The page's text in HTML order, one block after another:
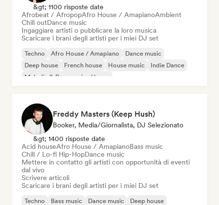
&gt; 1100 risposte date
Afrobeat / AfropopAfro House / AmapianoAmbient
Chill outDance music
Ingaggiare artisti o pubblicare la loro musica
Scaricare i brani degli artisti per i miei DJ set
Techno Afro House / Amapiano
Dance music
Deep house
French house House music
Indie Dance
Melodic & Progressive House
Freddy Masters (Keep Hush)
Booker, Media/Giornalista, DJ Selezionato
&gt; 1400 risposte date
Acid houseAfro House / AmapianoBass music
Chill / Lo-fi Hip-HopDance music
Mettere in contatto gli artisti con opportunità di eventi
dal vivo
Scrivere articoli
Scaricare i brani degli artisti per i miei DJ set
Techno Bass music Dance music
Deep house